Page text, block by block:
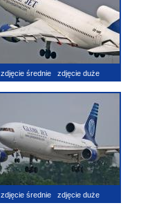
zdjęcie średnie zdjęcie duże
zdjęcie średnie zdjęcie duże